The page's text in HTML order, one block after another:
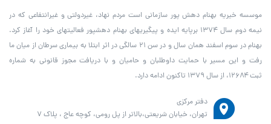
موسسه خیریه بهنام دهش پور سازمانی است مردم نهاد، غیردولتی و غیرانتفاعی که در
نیمه دوم سال ۱۳۷۴ برپایه ایده و پیگیری­های بهنام دهش­پور فعالیت­های خود را آغاز کرد.
بهنام در سوم اسفند همان سال و در سن ۲۱ سالگی در اثر ابتلا به بیماری سرطان از میان ما
رفت و این مسیر با حمایت داوطلبان و حامیان و با دریافت مجوز قانونی به شماره
ثبت ۱۲۶۸۴، از سال ۱۳۷۹ تاکنون ادامه دارد.
دفتر مرکزی
تهران، خیابان شریعتی،بالاتر از پل رومی، کوچه عاج ، پلاک ۷